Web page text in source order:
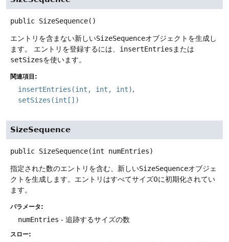
public SizeSequence()
エントリを含まない新しいSizeSequenceオブジェクトを生成し
ます。
エントリを登録するには、 insertEntries または
setSizesを使います。
関連項目:
insertEntries(int, int, int)
setSizes(int[])
SizeSequence
public SizeSequence(int numEntries)
指定された数のエントリを含む、新しいSizeSequenceオブジェ
クトを生成します。エントリはすべてサイズ0に初期化されてい
ます。
パラメータ:
numEntries - 追跡するサイズの数
スロー: